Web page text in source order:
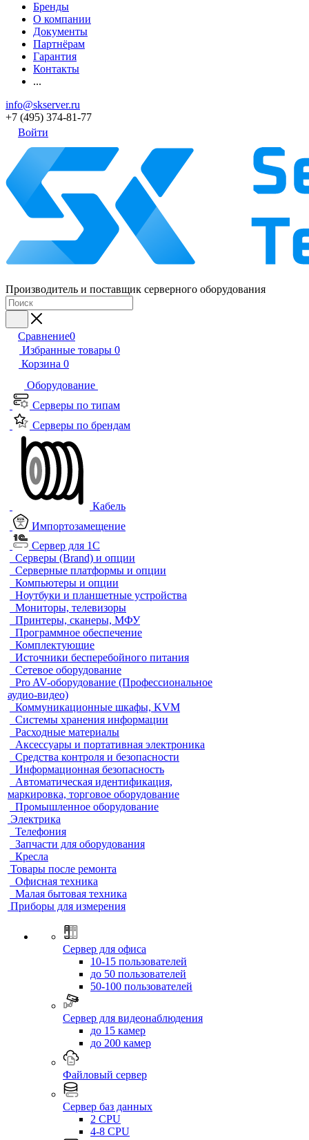
Бренды
О компании
Документы
Партнёрам
Гарантия
Контакты
...
info@skserver.ru
+7 (495) 374-81-77
Войти
Производитель и поставщик серверного оборудования
Сравнение0
Избранные товары 0
Корзина 0
Оборудование
Серверы по типам
Серверы по брендам
Кабель
Импортозамещение
Сервер для 1С
Серверы (Brand) и опции
Серверные платформы и опции
Компьютеры и опции
Ноутбуки и планшетные устройства
Мониторы, телевизоры
Принтеры, сканеры, МФУ
Программное обеспечение
Комплектующие
Источники бесперебойного питания
Сетевое оборудование
Pro AV-оборудование (Профессиональное
аудио-видео)
Коммуникационные шкафы, KVM
Системы хранения информации
Расходные материалы
Аксессуары и портативная электроника
Средства контроля и безопасности
Информационная безопасность
Автоматическая идентификация,
маркировка, торговое оборудование
Промышленное оборудование
Электрика
Телефония
Запчасти для оборудования
Кресла
Товары после ремонта
Офисная техника
Малая бытовая техника
Приборы для измерения
Сервер для офиса
10-15 пользователей
до 50 пользователей
50-100 пользователей
Сервер для видеонаблюдения
до 15 камер
до 200 камер
Файловый сервер
Сервер баз данных
2 CPU
4-8 CPU